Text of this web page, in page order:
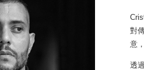
對
意
透